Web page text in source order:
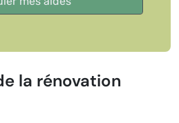
la rénovation